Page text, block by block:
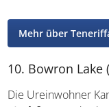
10. Bowron Lake